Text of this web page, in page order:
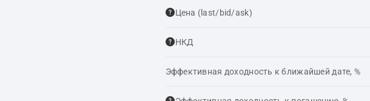
Цена (last/bid/ask)
НКД
Эффективная доходность к ближайшей дате, %